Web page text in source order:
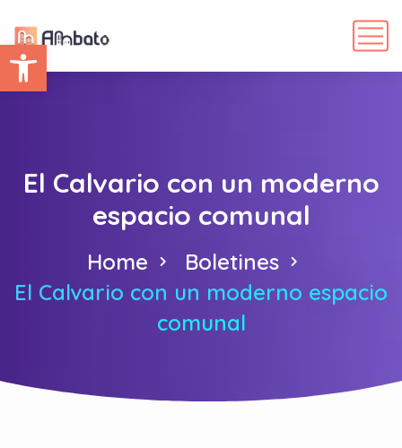
Abrir barra de herramientas
El Calvario con un moderno
espacio comunal
Home
Boletines
El Calvario con un moderno espacio
comunal